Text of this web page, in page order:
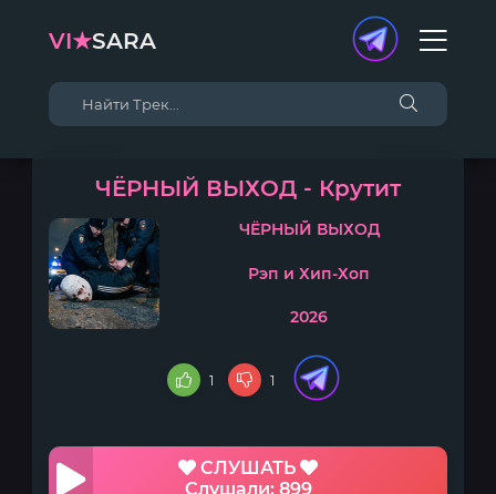
VI★SARA
ЧЁРНЫЙ ВЫХОД - Крутит
ЧЁРНЫЙ ВЫХОД
Рэп и Хип-Хоп
2026
1 1
СЛУШАТЬ
Слушали: 899